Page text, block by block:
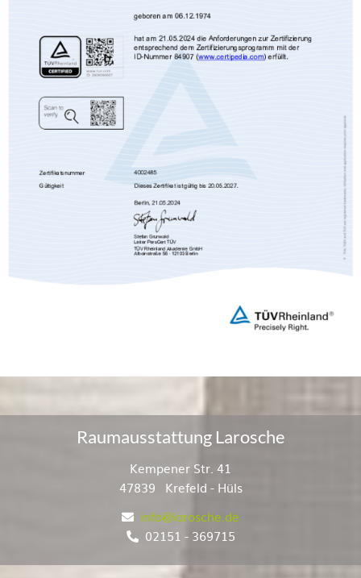
Raumausstattung Larosche
Kempener Str. 41
47839
Krefeld - Hüls
info​​​​​​​@larosche.de
02151 - 369715